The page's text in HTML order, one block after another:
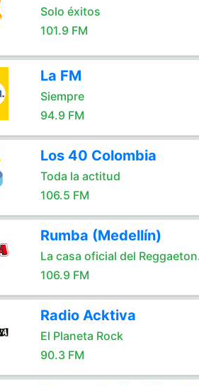
Solo éxitos
101.9 FM
La FM
Siempre
94.9 FM
Los 40 Colombia
Toda la actitud
106.5 FM
Rumba (Medellín)
La casa oficial del
106.9 FM
Radio Acktiva
El Planeta Rock
90.3 FM